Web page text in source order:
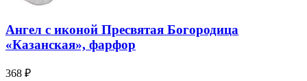
Ангел с иконой Пресвятая Богородица
«Казанская», фарфор
368 ₽